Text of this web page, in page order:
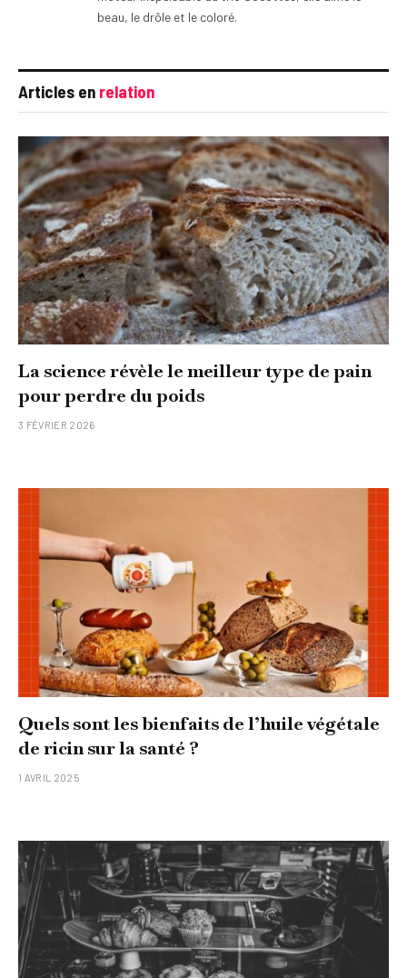
beau, le drôle et le coloré.
Articles en relation
La science révèle le meilleur type de pain
pour perdre du poids
3 FÉVRIER 2026
Quels sont les bienfaits de l’huile végétale
de ricin sur la santé ?
1 AVRIL 2025